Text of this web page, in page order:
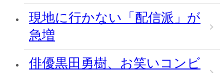
現地に行かない「配信派」が
急増
俳優黒田勇樹、お笑いコンビ